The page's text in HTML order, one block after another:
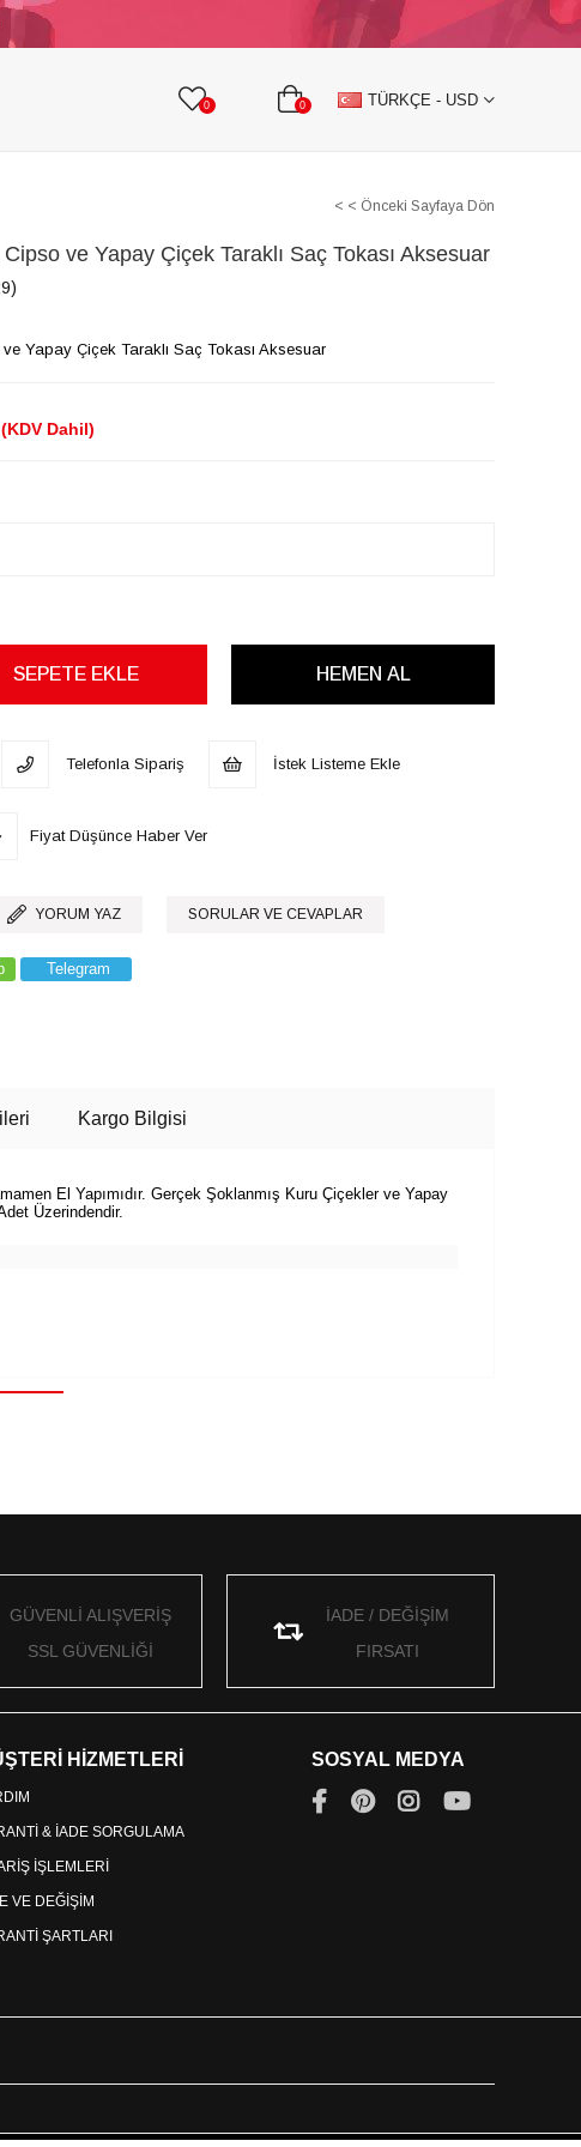
0 0 TÜRKÇE - USD
TAŞLI TEKSTİL AKSESUARLARI
< < Önceki Sayfaya Dön
ve Yapay Çiçek Taraklı Saç Tokası Aksesuar
Yapay Çiçek Taraklı Saç Tokası Aksesuar
(KDV Dahil)
Telefonla Sipariş İstek Listeme Ekle
Fiyat Düşünce Haber Ver
YORUM YAZ SORULAR VE CEVAPLAR
Telegram
Kargo Bilgisi
El Yapımıdır. Gerçek Şoklanmış Kuru Çiçekler ve Yapay
Üzerindendir.
GÜVENLİ ALIŞVERİŞ
SSL GÜVENLİĞİ
İADE / DEĞİŞİM
FIRSATI
HİZMETLERİ
& İADE SORGULAMA
İŞLEMLERİ
VE DEĞİŞİM
ŞARTLARI
SOSYAL MEDYA